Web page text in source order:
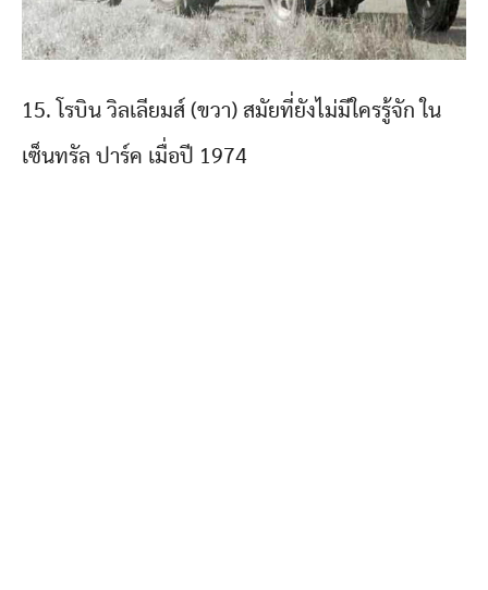
15. โรบิน วิลเลียมส์ (ขวา) สมัยที่ยังไม่มีใครรู้จัก ใน
เซ็นทรัล ปาร์ค เมื่อปี 1974